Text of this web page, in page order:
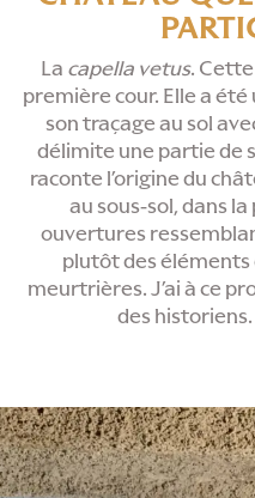
La capella vetus.
première cour. Elle a
son traçage au sol
délimite une partie de
raconte l’origine du
au sous-sol, dans
ouvertures
plutôt des éléments
meurtrières. J’ai à ce
des